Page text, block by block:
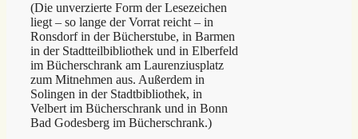
(Die unverzierte Form der Lesezeichen
liegt – so lange der Vorrat reicht – in
Ronsdorf in der Bücherstube, in Barmen
in der Stadtteilbibliothek und in Elberfeld
im Bücherschrank am Laurenziusplatz
zum Mitnehmen aus. Außerdem in
Solingen in der Stadtbibliothek, in
Velbert im Bücherschrank und in Bonn
Bad Godesberg im Bücherschrank.)